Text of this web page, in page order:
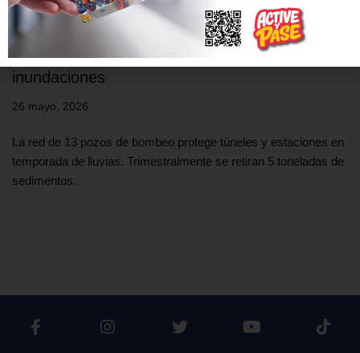
El Metro de Quito puede evacuar hasta 520
mil litros de agua por hora para evitar
inundaciones
26 mayo, 2026
La red de 13 pozos de bombeo protege túneles y estaciones en
temporada de lluvias. Trimestralmente se retiran 5 toneladas de
sedimentos.